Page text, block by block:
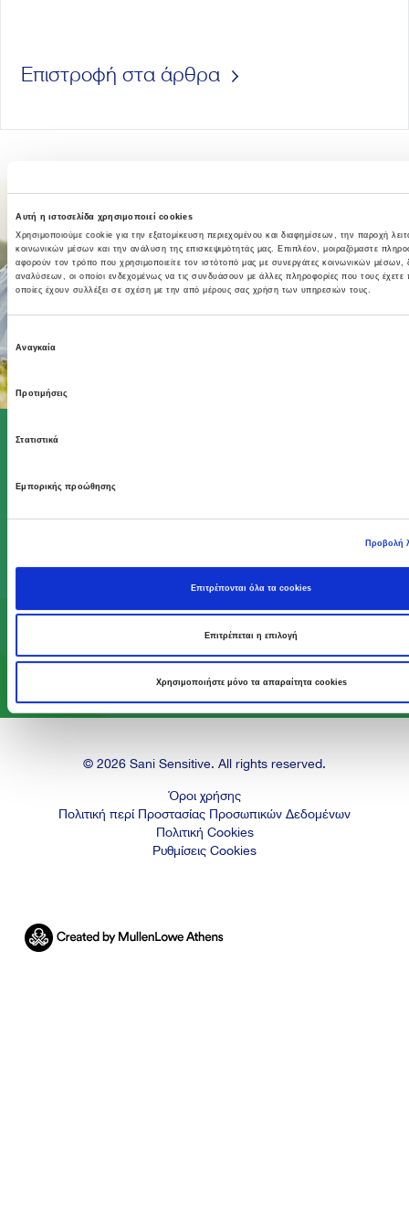
Αυτή η ιστοσελίδα χρησιμοποιεί cookies
Χρησιμοποιούμε cookie για την εξατομίκευση περιεχομένου και διαφημίσεων, την παροχή
κοινωνικών μέσων και την ανάλυση της επισκεψιμότητάς μας. Επιπλέον, μοιραζόμαστε
αφορούν τον τρόπο που χρησιμοποιείτε τον ιστότοπό μας με συνεργάτες κοινωνικών μέσων,
αναλύσεων, οι οποίοι ενδεχομένως να τις συνδυάσουν με άλλες πληροφορίες που τους έχετε
οποίες έχουν συλλέξει σε σχέση με την από μέρους σας χρήση των υπηρεσιών τους.
Αναγκαία
Προτιμήσεις
Στατιστικά
Εμπορικής προώθησης
Προβολή
Επιτρέπονται όλα τα cookies
Επιτρέπεται η επιλογή
Χρησιμοποιήστε μόνο τα απαραίτητα cookies
Επιστροφή στα άρθρα
Με το Πρόγραμμα Act Green, κάνουμε πράξη το
αίσθημα φροντίδας που βρίσκεται στον πυρήνα
Μάθε περισσότερα
© 2026 Sani Sensitive. All rights reserved.
Όροι χρήσης
Πολιτική περί Προστασίας Προσωπικών Δεδομένων
Πολιτική Cookies
Ρυθμίσεις Cookies